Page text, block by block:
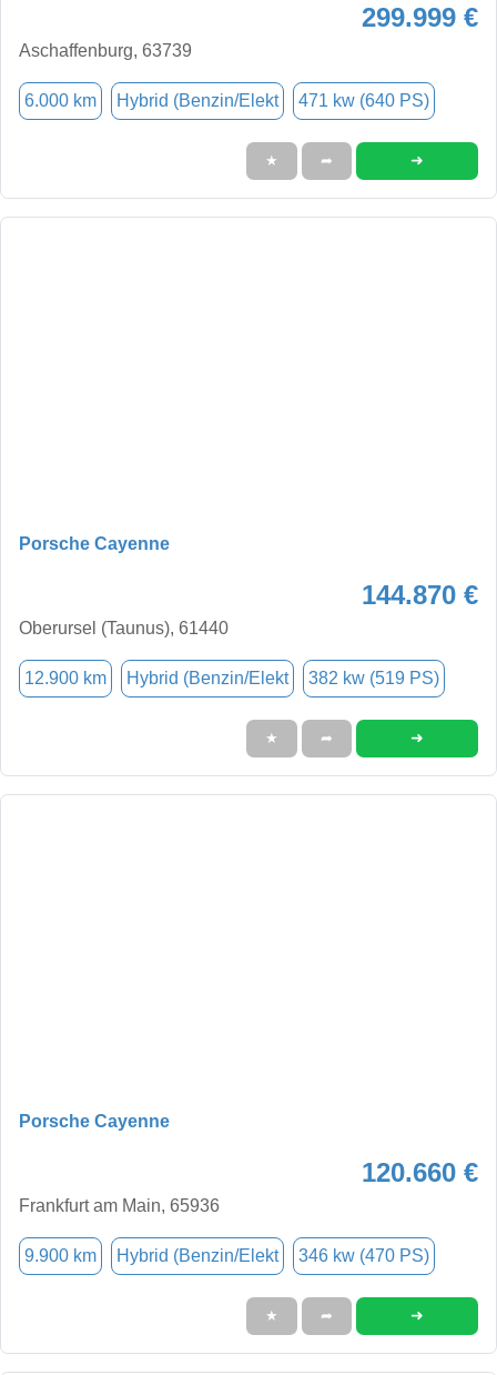
299.999 €
Aschaffenburg, 63739
6.000 km Hybrid (Benzin/Elekt 471 kw (640 PS)
★ ➦ ➜
Porsche Cayenne
144.870 €
Oberursel (Taunus), 61440
12.900 km Hybrid (Benzin/Elekt 382 kw (519 PS)
★ ➦ ➜
Porsche Cayenne
120.660 €
Frankfurt am Main, 65936
9.900 km Hybrid (Benzin/Elekt 346 kw (470 PS)
★ ➦ ➜